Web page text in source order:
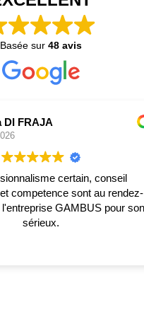
Basée sur 48 avis
DI FRAJA
certain, conseil
competence sont au rendez-
sérieux.